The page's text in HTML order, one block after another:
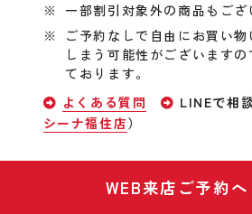
一部割引対象外の商品もご
ご予約なしで自由にお買い
しまう可能性がございます
ております。
よくある質問
LINEで相
シーナ福住店）
WEB来店ご予約へ